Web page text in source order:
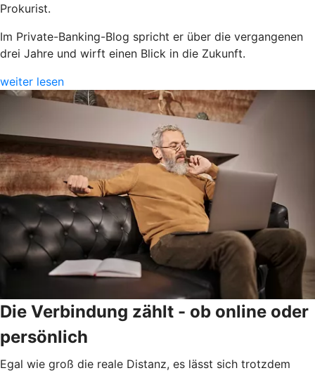
Prokurist.
Im Private-Banking-Blog spricht er über die vergangenen
drei Jahre und wirft einen Blick in die Zukunft.
weiter lesen
Die Verbindung zählt - ob online oder
persönlich
Egal wie groß die reale Distanz, es lässt sich trotzdem